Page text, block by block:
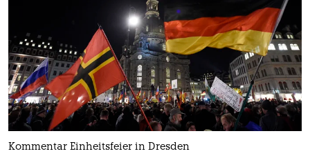
Kommentar Einheitsfeier in Dresden